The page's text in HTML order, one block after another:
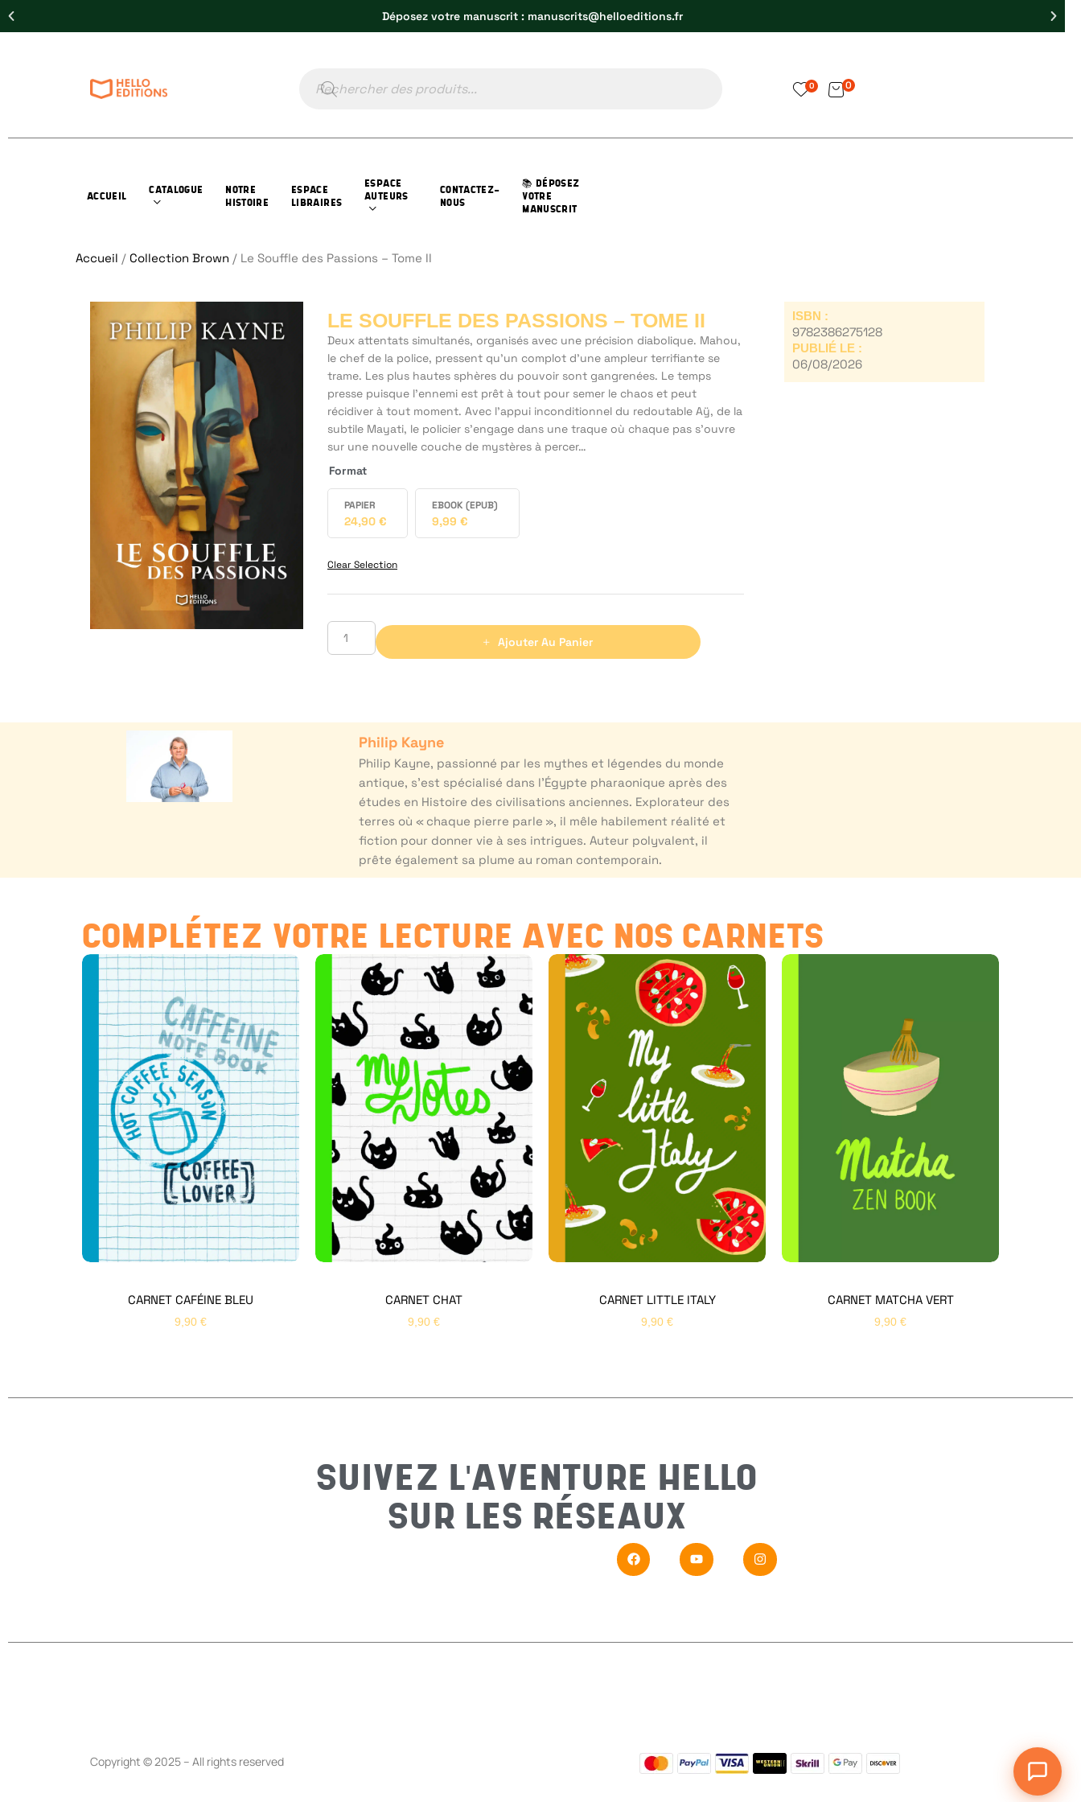
Déposez votre manuscrit : manuscrits@helloeditions.fr
0 0
ACCUEIL
CATALOGUE
NOTRE
HISTOIRE
ESPACE
LIBRAIRES
ESPACE
AUTEURS
CONTACTEZ-
NOUS
📚 DÉPOSEZ
VOTRE
MANUSCRIT
Accueil / Collection Brown / Le Souffle des Passions – Tome II
LE SOUFFLE DES PASSIONS – TOME II
Deux attentats simultanés, organisés avec une précision diabolique. Mahou,
le chef de la police, pressent qu’un complot d’une ampleur terrifiante se
trame. Les plus hautes sphères du pouvoir sont gangrenées. Le temps
presse puisque l’ennemi est prêt à tout pour semer le chaos et peut
récidiver à tout moment. Avec l’appui inconditionnel du redoutable Aÿ, de la
subtile Mayati, le policier s’engage dans une traque où chaque pas s’ouvre
sur une nouvelle couche de mystères à percer…
Format
PAPIER
24,90 €
EBOOK (EPUB)
9,99 €
Clear Selection
Ajouter Au Panier
ISBN :
9782386275128
PUBLIÉ LE :
06/08/2026
Philip Kayne
Philip Kayne, passionné par les mythes et légendes du monde
antique, s’est spécialisé dans l’Égypte pharaonique après des
études en Histoire des civilisations anciennes. Explorateur des
terres où « chaque pierre parle », il mêle habilement réalité et
fiction pour donner vie à ses intrigues. Auteur polyvalent, il
prête également sa plume au roman contemporain.
COMPLÉTEZ VOTRE LECTURE AVEC NOS CARNETS
CARNET CAFÉINE BLEU
9,90 €
CARNET CHAT
9,90 €
CARNET LITTLE ITALY
9,90 €
CARNET MATCHA VERT
9,90 €
SUIVEZ L'AVENTURE HELLO
SUR LES RÉSEAUX
Copyright © 2025 – All rights reserved
Hello Editions
Nous revenons vers vous rapidement
Bonjour 👋
Nom* Prénom*